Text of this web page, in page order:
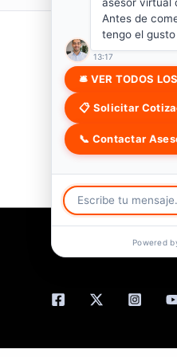
$
Antes de
tengo el
13:17
🛎 VER TODOS
📋 Solicitar
📞 Contactar
Powered